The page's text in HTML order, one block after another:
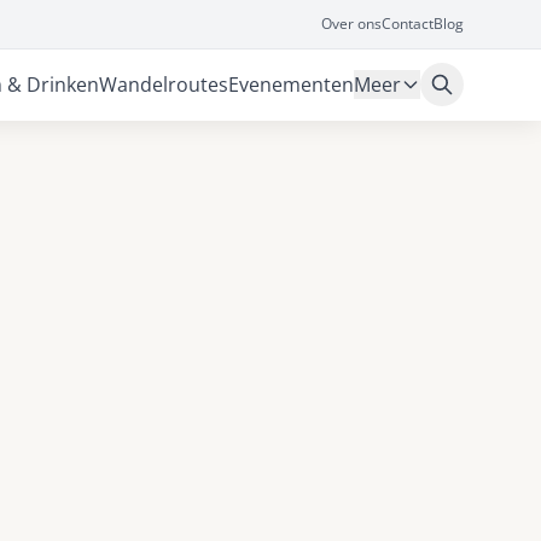
Over onsContactBlog
& DrinkenWandelroutesEvenementenMeer